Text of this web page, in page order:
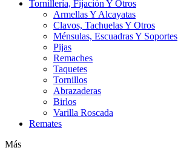
Tornillería, Fijación Y Otros
Armellas Y Alcayatas
Clavos, Tachuelas Y Otros
Ménsulas, Escuadras Y Soportes
Pijas
Remaches
Taquetes
Tornillos
Abrazaderas
Birlos
Varilla Roscada
Remates
Más